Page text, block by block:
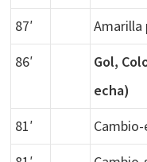
87′
Amarilla
86′
Gol,
echa)
81′